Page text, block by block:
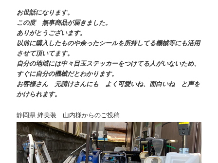
お世話になります。
この度 無事商品が届きました。
ありがとうございます。
以前に購入したものや余ったシールを所持してる機械等にも活用
させて頂いてます。
自分の地域には中々目玉ステッカーをつけてる人がいないため、
すぐに自分の機械だとわかります。
お客様さん 元請けさんにも よく可愛いね、面白いね と声を
かけられます。
静岡県 絆美装 山内様からのご投稿